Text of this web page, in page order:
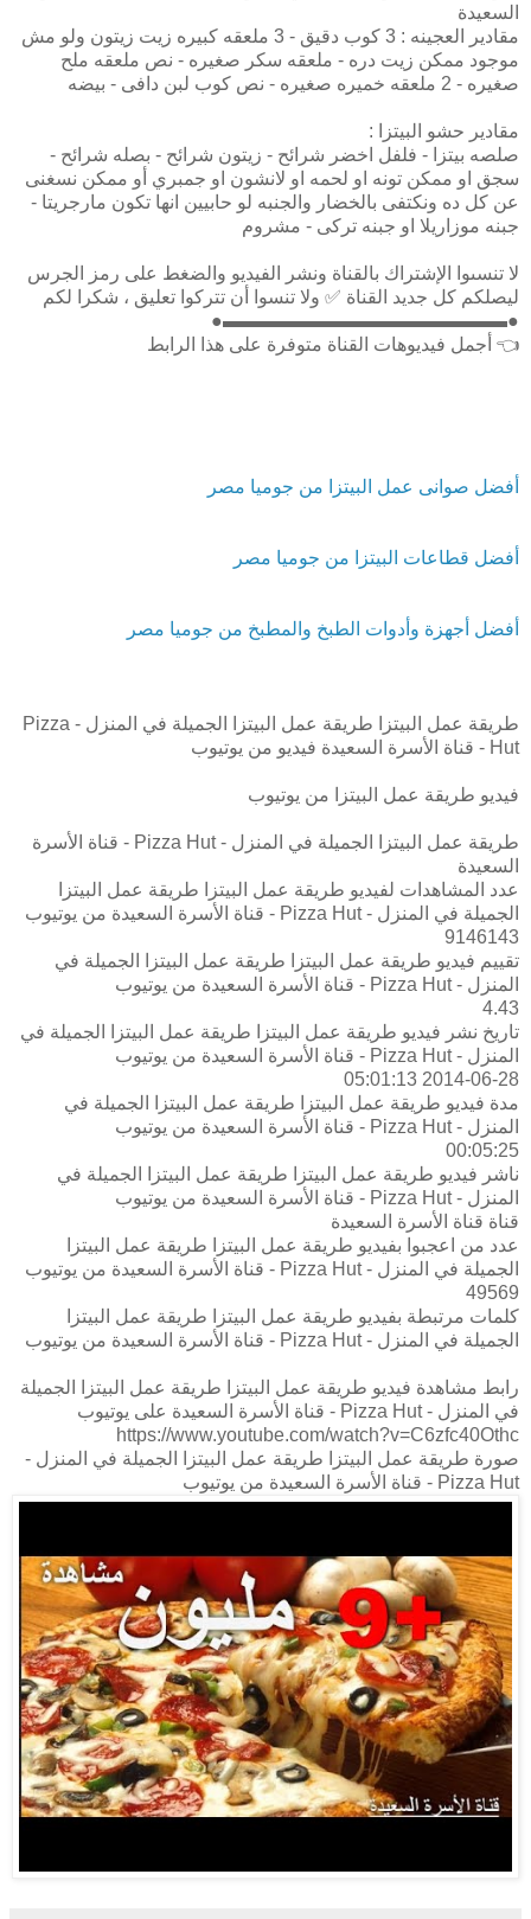
السعيدة
مقادير العجينه : 3 كوب دقيق - 3 ملعقه كبيره زيت زيتون ولو مش
موجود ممكن زيت دره - ملعقه سكر صغيره - نص ملعقه ملح
صغيره - 2 ملعقه خميره صغيره - نص كوب لبن دافى - بيضه
مقادير حشو البيتزا :
صلصه بيتزا - فلفل اخضر شرائح - زيتون شرائح - بصله شرائح -
سجق او ممكن تونه او لحمه او لانشون او جمبري أو ممكن نسغنى
عن كل ده ونكتفى بالخضار والجنبه لو حابيين انها تكون مارجريتا -
جبنه موزاريلا او جبنه تركى - مشروم
لا تنسىوا الإشتراك بالقناة ونشر الفيديو والضغط على رمز الجرس
ليصلكم كل جديد القناة ✅ ولا تنسوا أن تتركوا تعليق ، شكرا لكم
●▬▬▬▬▬▬▬▬▬▬▬▬▬▬▬●
👈 أجمل فيديوهات القناة متوفرة على هذا الرابط
أفضل صوانى عمل البيتزا من جوميا مصر
أفضل قطاعات البيتزا من جوميا مصر
أفضل أجهزة وأدوات الطبخ والمطبخ من جوميا مصر
طريقة عمل البيتزا طريقة عمل البيتزا الجميلة في المنزل - Pizza
Hut - قناة الأسرة السعيدة فيديو من يوتيوب
فيديو طريقة عمل البيتزا من يوتيوب
طريقة عمل البيتزا الجميلة في المنزل - Pizza Hut - قناة الأسرة
السعيدة
عدد المشاهدات لفيديو طريقة عمل البيتزا طريقة عمل البيتزا
الجميلة في المنزل - Pizza Hut - قناة الأسرة السعيدة من يوتيوب
9146143
تقييم فيديو طريقة عمل البيتزا طريقة عمل البيتزا الجميلة في
المنزل - Pizza Hut - قناة الأسرة السعيدة من يوتيوب
4.43
تاريخ نشر فيديو طريقة عمل البيتزا طريقة عمل البيتزا الجميلة في
المنزل - Pizza Hut - قناة الأسرة السعيدة من يوتيوب
2014-06-28 05:01:13
مدة فيديو طريقة عمل البيتزا طريقة عمل البيتزا الجميلة في
المنزل - Pizza Hut - قناة الأسرة السعيدة من يوتيوب
00:05:25
ناشر فيديو طريقة عمل البيتزا طريقة عمل البيتزا الجميلة في
المنزل - Pizza Hut - قناة الأسرة السعيدة من يوتيوب
قناة قناة الأسرة السعيدة
عدد من اعجبوا بفيديو طريقة عمل البيتزا طريقة عمل البيتزا
الجميلة في المنزل - Pizza Hut - قناة الأسرة السعيدة من يوتيوب
49569
كلمات مرتبطة بفيديو طريقة عمل البيتزا طريقة عمل البيتزا
الجميلة في المنزل - Pizza Hut - قناة الأسرة السعيدة من يوتيوب
رابط مشاهدة فيديو طريقة عمل البيتزا طريقة عمل البيتزا الجميلة
في المنزل - Pizza Hut - قناة الأسرة السعيدة على يوتيوب
https://www.youtube.com/watch?v=C6zfc40Othc
صورة طريقة عمل البيتزا طريقة عمل البيتزا الجميلة في المنزل -
Pizza Hut - قناة الأسرة السعيدة من يوتيوب